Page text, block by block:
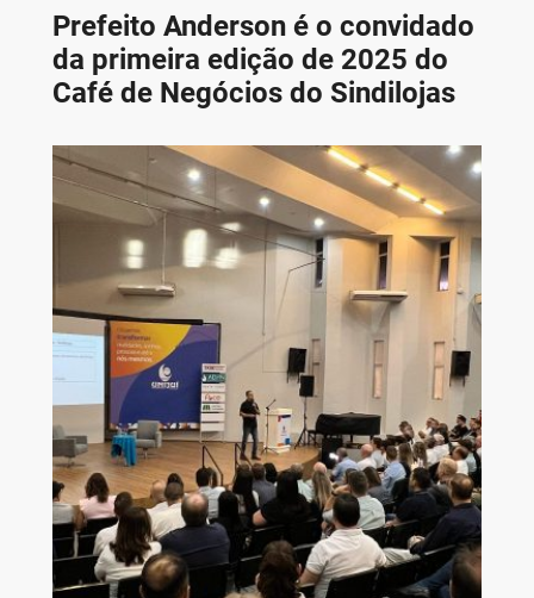
Prefeito Anderson é o convidado
da primeira edição de 2025 do
Café de Negócios do Sindilojas